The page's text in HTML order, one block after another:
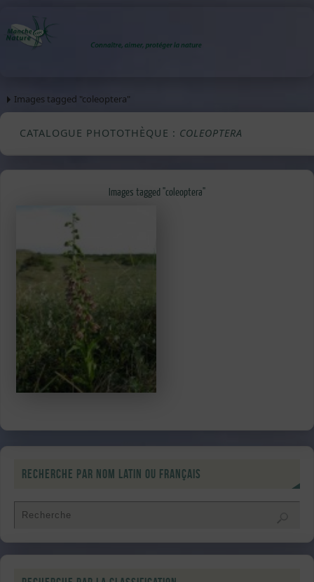
Images tagged "coleoptera"
CATALOGUE PHOTOTHÈQUE : COLEOPTERA
Images tagged "coleoptera"
Recherche par nom latin ou français